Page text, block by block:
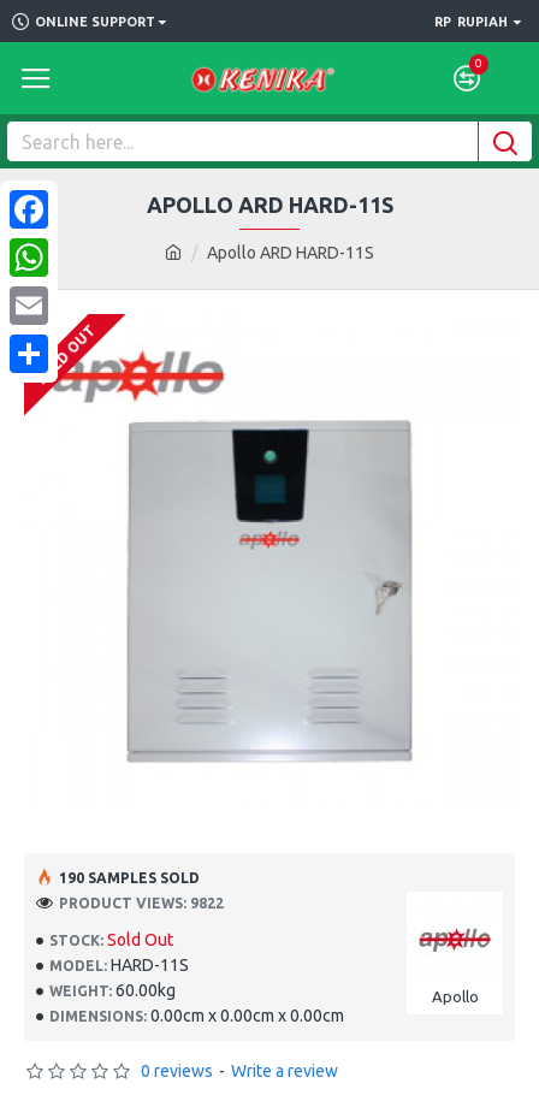
ONLINE SUPPORT RP RUPIAH
0
Apollo ARD HARD-11S
APOLLO ARD HARD-11S
SOLD OUT
STOCK: Sold Out
MODEL: HARD-11S
WEIGHT: 60.00kg
DIMENSIONS: 0.00cm x 0.00cm x 0.00cm
Apollo
190 SAMPLES SOLD
PRODUCT VIEWS: 9822
0 reviews - Write a review
Facebook
WhatsApp
Email
Share